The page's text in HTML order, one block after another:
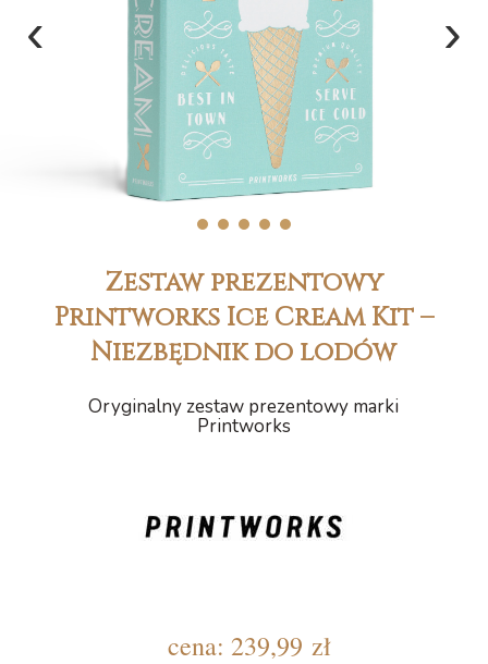
‹ ›
1 2 3 4 5
Zestaw prezentowy
Printworks Ice Cream Kit –
Niezbędnik do lodów
Oryginalny zestaw prezentowy marki
Printworks
cena: 239,99 zł